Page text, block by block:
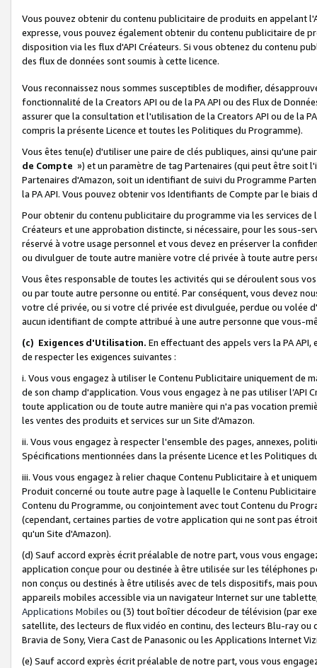
Vous pouvez obtenir du contenu publicitaire de produits en appelant
expresse, vous pouvez également obtenir du contenu publicitaire de
disposition via les flux d'API Créateurs. Si vous obtenez du contenu
des flux de données sont soumis à cette licence.
Vous reconnaissez nous sommes susceptibles de modifier,
fonctionnalité de la Creators API ou de la PA API ou des Flux de
assurer que la consultation et l'utilisation de la Creators API ou de la
compris la présente Licence et toutes les Politiques du Programme).
Vous êtes tenu(e) d'utiliser une paire de clés publiques, ainsi qu'une
de Compte ») et un paramètre de tag Partenaires (qui peut être soit
Partenaires d'Amazon, soit un identifiant de suivi du Programme
la PA API. Vous pouvez obtenir vos Identifiants de Compte par le biais
Pour obtenir du contenu publicitaire du programme via les services
Créateurs et une approbation distincte, si nécessaire, pour les sous-
réservé à votre usage personnel et vous devez en préserver la
ou divulguer de toute autre manière votre clé privée à toute autre
Vous êtes responsable de toutes les activités qui se déroulent sous
ou par toute autre personne ou entité. Par conséquent, vous devez
votre clé privée, ou si votre clé privée est divulguée, perdue ou volée
aucun identifiant de compte attribué à une autre personne que vous-
(c) Exigences d'Utilisation. En effectuant des appels vers la PA
de respecter les exigences suivantes :
i. Vous vous engagez à utiliser le Contenu Publicitaire uniquement de
de son champ d'application. Vous vous engagez à ne pas utiliser l’API
toute application ou de toute autre manière qui n'a pas vocation
les ventes des produits et services sur un Site d'Amazon.
ii. Vous vous engagez à respecter l'ensemble des pages, annexes,
Spécifications mentionnées dans la présente Licence et les Politiques
iii. Vous vous engagez à relier chaque Contenu Publicitaire à et
Produit concerné ou toute autre page à laquelle le Contenu
Contenu du Programme, ou conjointement avec tout Contenu du
(cependant, certaines parties de votre application qui ne sont pas
qu'un Site d'Amazon).
(d) Sauf accord exprès écrit préalable de notre part, vous vous
application conçue pour ou destinée à être utilisée sur les téléphones
non conçus ou destinés à être utilisés avec de tels dispositifs, mais
appareils mobiles accessible via un navigateur Internet sur une
Applications Mobiles ou (3) tout boîtier décodeur de télévision (par
satellite, des lecteurs de flux vidéo en continu, des lecteurs Blu-ray
Bravia de Sony, Viera Cast de Panasonic ou les Applications Internet
(e) Sauf accord exprès écrit préalable de notre part, vous vous